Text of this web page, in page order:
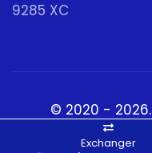
9285 XC
© 2020 - 2026.
Exchanger